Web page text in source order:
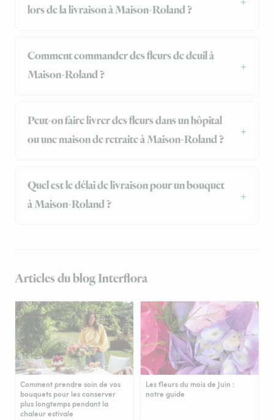
lors de la livraison à Maison-Roland ?
Comment commander des fleurs de deuil à
Maison-Roland ?
Peut-on faire livrer des fleurs dans un hôpital
ou une maison de retraite à Maison-Roland ?
Quel est le délai de livraison pour un bouquet
à Maison-Roland ?
Articles du blog Interflora
Comment prendre soin de vos
bouquets pour les conserver
plus longtemps pendant la
chaleur estivale
Les fleurs du mois de Juin :
notre guide